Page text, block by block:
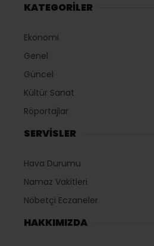
KATEGORİLER
Ekonomi
Genel
Güncel
Kültür Sanat
Röportajlar
SERVİSLER
Hava Durumu
Namaz Vakitleri
Nöbetçi Eczaneler
HAKKIMIZDA